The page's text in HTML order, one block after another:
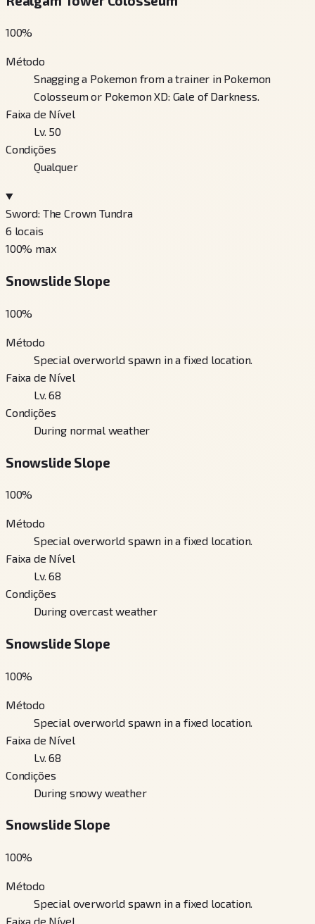
100%
Método
Snagging a Pokemon from a trainer in Pokemon
Colosseum or Pokemon XD: Gale of Darkness.
Faixa de Nível
Lv. 50
Condições
Qualquer
Sword: The Crown Tundra
6 locais
100% max
Snowslide Slope
100%
Método
Special overworld spawn in a fixed location.
Faixa de Nível
Lv. 68
Condições
During normal weather
Snowslide Slope
100%
Método
Special overworld spawn in a fixed location.
Faixa de Nível
Lv. 68
Condições
During overcast weather
Snowslide Slope
100%
Método
Special overworld spawn in a fixed location.
Faixa de Nível
Lv. 68
Condições
During snowy weather
Snowslide Slope
100%
Método
Special overworld spawn in a fixed location.
Faixa de Nível